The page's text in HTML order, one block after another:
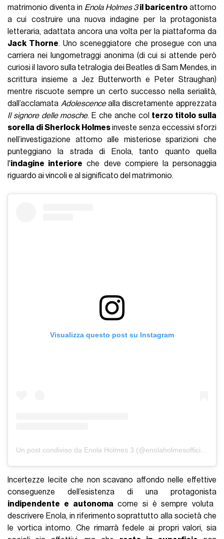
matrimonio diventa in Enola Holmes 3il baricentro attorno
a cui costruire una nuova indagine per la protagonista
letteraria, adattata ancora una volta per la piattaforma da
Jack Thorne. Uno sceneggiatore che prosegue con una
carriera nei lungometraggi anonima (di cui si attende però
curiosi il lavoro sulla tetralogia dei Beatles di Sam Mendes, in
scrittura insieme a Jez Butterworth e Peter Straughan)
mentre riscuote sempre un certo successo nella serialità,
dall’acclamata Adolescencealla discretamente apprezzata
Il signore delle mosche. E che anche col terzo titolo sulla
sorella di Sherlock Holmesinveste senza eccessivi sforzi
nell’investigazione attorno alle misteriose sparizioni che
punteggiano la strada di Enola, tanto quanto quella
l'indagine interiore che deve compiere la personaggia
riguardo ai vincoli e al significato del matrimonio.
Visualizza questo post su Instagram
Un post condiviso da Enola Holmes 3 (@enolaholmesofficiial)
Incertezze lecite che non scavano affondo nelle effettive
conseguenze dell’esistenza di una protagonista
indipendente e autonomacome si è sempre voluta
descrivere Enola, in riferimento soprattutto alla società che
le vortica intorno. Che rimarrà fedele ai propri valori, sia